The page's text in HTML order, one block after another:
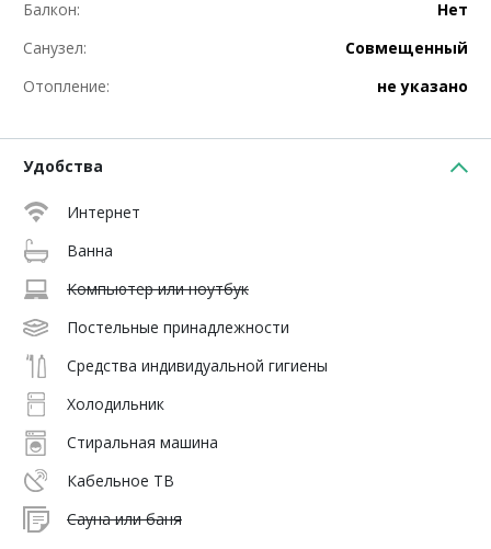
Балкон:
Нет
Санузел:
Совмещенный
Отопление:
не указано
Удобства
Интернет
Ванна
Компьютер или ноутбук
Постельные принадлежности
Средства индивидуальной гигиены
Холодильник
Стиральная машина
Кабельное ТВ
Сауна или баня